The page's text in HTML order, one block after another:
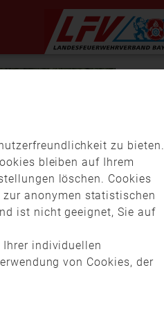
zu bieten.
bleiben auf Ihrem
löschen. Cookies
zur anonymen statistischen
ist nicht geeignet, Sie auf
Ihrer individuellen
von Cookies, der